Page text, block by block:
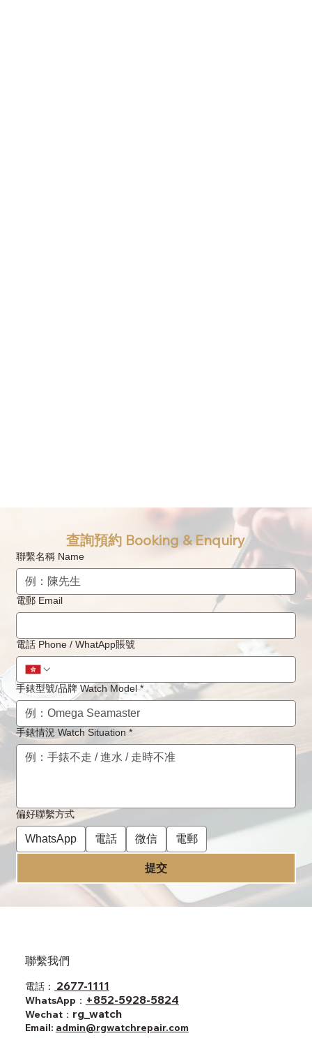
查詢預約 Booking & Enquiry
聯繫名稱 Name
電郵 Email
電話 Phone / WhatApp賬號
手錶型號/品牌 Watch Model *
手錶情況 Watch Situation *
偏好聯繫方式
WhatsApp 電話 微信 電郵
提交
聯繫我們
電話： 2677-1111
WhatsApp： +852-5928-5824
Wechat： rg_watch
Email: admin@rgwatchrepair.com